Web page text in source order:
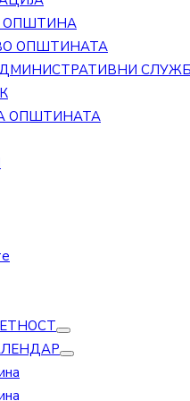
ОПШТИНА
ОПШТИНАТА
ОПШТИНАТА